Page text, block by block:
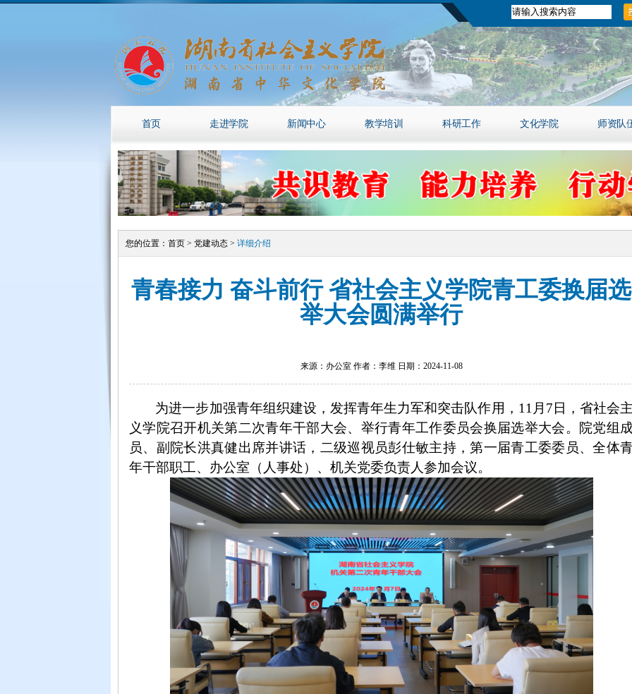
首页 走进学院 新闻中心 教学培训 科研工作 文化学院 师资队
您的位置： 首页 > 党建动态 > 详细介绍
青春接力 奋斗前行 省社会主义学院青工委换届选
举大会圆满举行
来源：办公室 作者：李维 日期：2024-11-08
为进一步加强青年组织建设，发挥青年生力军和突击队作用， 11 月 7 日，省社会
义学院召开机关第二次青年干部大会、举行青年工作委员会换届选举大会。院党组
员、副院长洪真健出席并讲话，二级巡视员彭仕敏主持，第一届青工委委员、全体
年干部职工、办公室（人事处）、机关党委负责人参加会议。